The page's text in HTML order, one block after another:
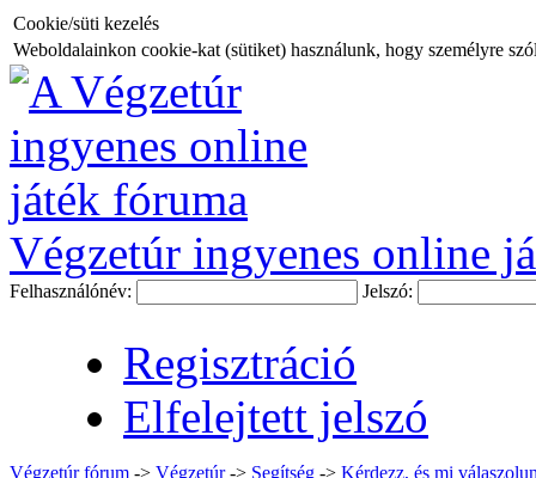
Cookie/süti kezelés
Weboldalainkon cookie-kat (sütiket) használunk, hogy személyre
Végzetúr ingyenes online
Felhasználónév: Jelszó:
Regisztráció
Elfelejtett jelszó
Végzetúr fórum -> Végzetúr-> Segítség -> Kérdezz, és mi